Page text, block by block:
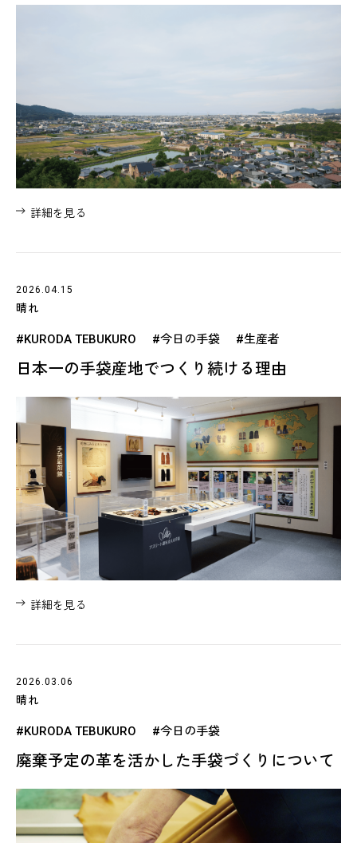
詳細を見る
2026.04.15
晴れ
#KURODA TEBUKURO #今日の手袋 #生産者
日本一の手袋産地でつくり続ける理由
詳細を見る
2026.03.06
晴れ
#KURODA TEBUKURO #今日の手袋
廃棄予定の革を活かした手袋づくりについて